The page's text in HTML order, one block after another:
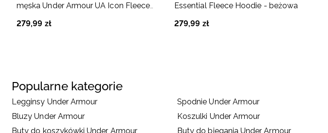
męska Under Armour UA Icon Fleece
279,99 zł
Essential Fleece Hoodie - beżowa
279,99 zł
Popularne kategorie
Legginsy Under Armour Spodnie Under Armour
Bluzy Under Armour
Koszulki Under Armour
Buty do koszykówki Under Armour
Buty do biegania Under Armour